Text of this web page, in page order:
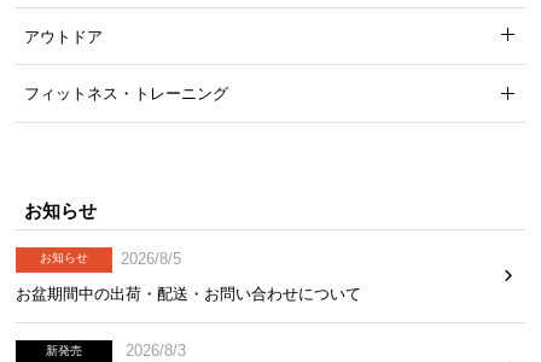
アウトドア
フィットネス・トレーニング
お知らせ
お知らせ
2026/8/5
お盆期間中の出荷・配送・お問い合わせについて
新発売
2026/8/3